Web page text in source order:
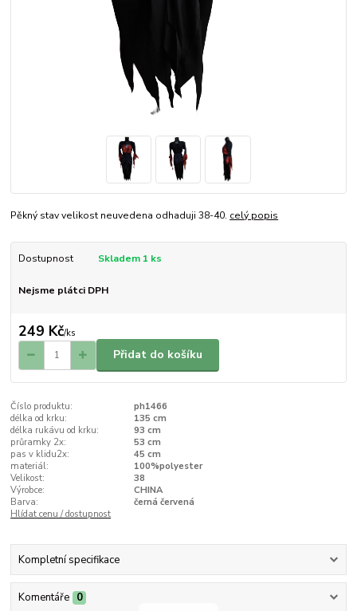
Pěkný stav velikost neuvedena odhaduji 38-40. celý popis
Dostupnost Skladem 1 ks
Nejsme plátci DPH
249 Kč/ks
Přidat do košíku
Číslo produktu:
ph1466
délka od krku:
135 cm
délka rukávu od krku:
93 cm
průramky 2x:
53 cm
pas v klidu2x:
45 cm
materiál:
100%polyester
Velikost:
38
Výrobce:
CHINA
Barva:
černá červená
Hlídat cenu / dostupnost
Kompletní specifikace
Komentáře 0